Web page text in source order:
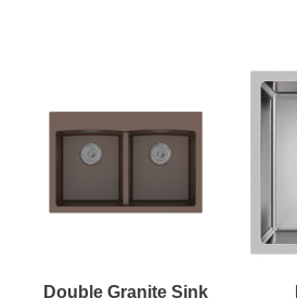
Double Granite Sink